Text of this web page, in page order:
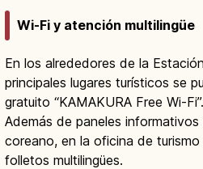
Wi-Fi y atención multilingüe
En los alrededores de la
principales lugares turísticos se
gratuito “KAMAKURA Free Wi-Fi”.
Además de paneles
coreano, en la oficina de
folletos multilingües.